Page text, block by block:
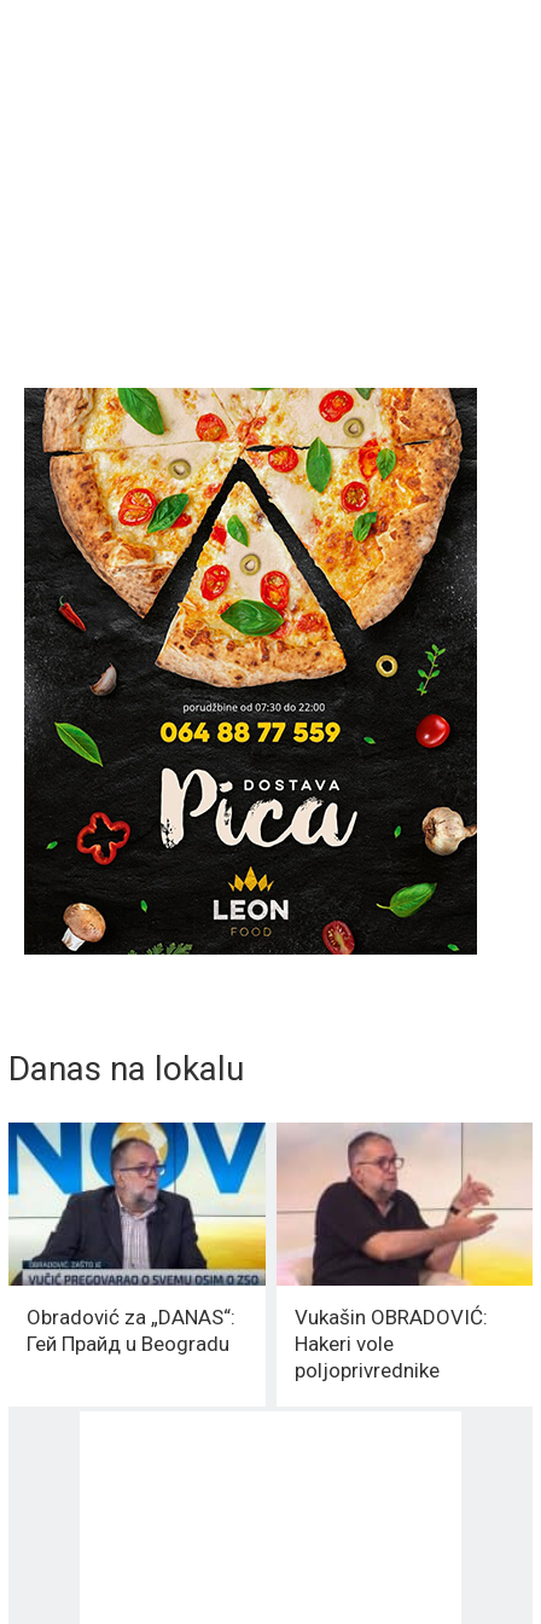
Danas na lokalu
Obradović za „DANAS“:
Гей Прайд u Beogradu
Vukašin OBRADOVIĆ:
Hakeri vole
poljoprivrednike